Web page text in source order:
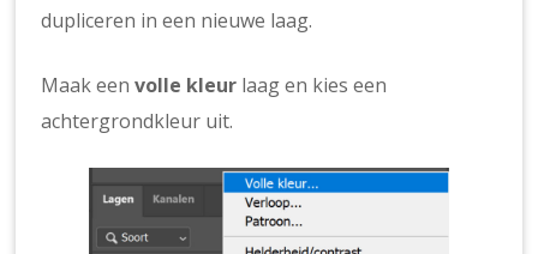
dupliceren in een nieuwe laag.
Maak eenvolle kleur laag en kies een
achtergrondkleur uit.